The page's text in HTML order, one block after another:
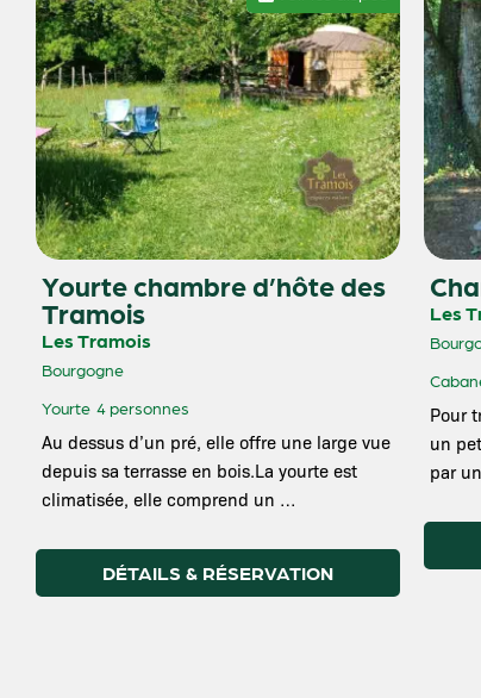
Yourte chambre d’hôte des
Tramois
Les Tramois
Bourgogne
Yourte 4 personnes
Au dessus d’un pré, elle offre une large vue
depuis sa terrasse en bois.La yourte est
climatisée, elle comprend un …
DÉTAILS & RÉSERVATION
Les
Pour
un
par